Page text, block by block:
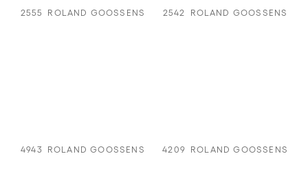
2555 ROLAND GOOSSENS 2542 ROLAND GOOSSENS
4943 ROLAND GOOSSENS 4209 ROLAND GOOSSENS